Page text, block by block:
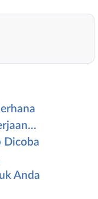
Dicoba
Anda